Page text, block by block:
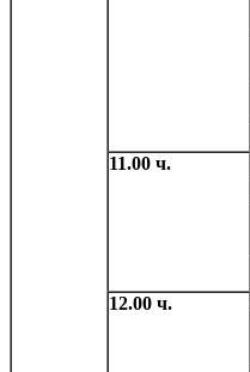
11.00 ч.
12.00 ч.